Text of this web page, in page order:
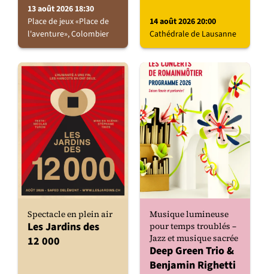
13 août 2026 18:30
Place de jeux «Place de
l'aventure», Colombier
14 août 2026 20:00
Cathédrale de Lausanne
Spectacle en plein air
Les Jardins des
12 000
Musique lumineuse
pour temps troublés –
Jazz et musique sacrée
Deep Green Trio &
Benjamin Righetti